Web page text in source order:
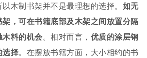
木制书架并不是最理想的选择。 如无
，可在书籍底部及木架之间放置分隔
木料的机会。相对而言， 优质的涂层钢
选择。在摆放书籍方面，大小相约的书